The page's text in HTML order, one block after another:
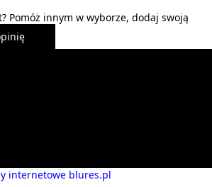
Pomóż innym w wyborze, dodaj swoją
internetowe blures.pl